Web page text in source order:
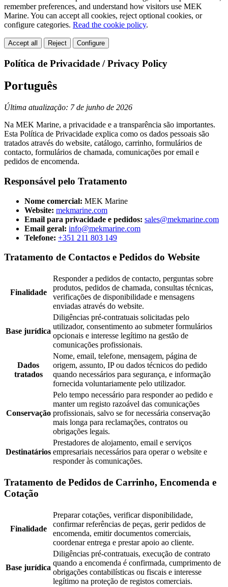
remember preferences, and understand how visitors use MEK
Marine. You can accept all cookies, reject optional cookies, or
configure categories. Read the cookie policy.
Accept all Reject Configure
Política de Privacidade / Privacy Policy
Português
Última atualização: 7 de junho de 2026
Na MEK Marine, a privacidade e a transparência são importantes.
Esta Política de Privacidade explica como os dados pessoais são
tratados através do website, catálogo, carrinho, formulários de
contacto, formulários de chamada, comunicações por email e
pedidos de encomenda.
Responsável pelo Tratamento
Nome comercial: MEK Marine
Website: mekmarine.com
Email para privacidade e pedidos: sales@mekmarine.com
Email geral: info@mekmarine.com
Telefone: +351 211 803 149
Tratamento de Contactos e Pedidos do Website
Finalidade
Responder a pedidos de contacto, perguntas sobre
produtos, pedidos de chamada, consultas técnicas,
verificações de disponibilidade e mensagens
enviadas através do website.
Base jurídica
Diligências pré-contratuais solicitadas pelo
utilizador, consentimento ao submeter formulários
opcionais e interesse legítimo na gestão de
comunicações profissionais.
Dados
tratados
Nome, email, telefone, mensagem, página de
origem, assunto, IP ou dados técnicos do pedido
quando necessários para segurança, e informação
fornecida voluntariamente pelo utilizador.
Conservação
Pelo tempo necessário para responder ao pedido e
manter um registo razoável das comunicações
profissionais, salvo se for necessária conservação
mais longa para reclamações, contratos ou
obrigações legais.
Destinatários
Prestadores de alojamento, email e serviços
empresariais necessários para operar o website e
responder às comunicações.
Tratamento de Pedidos de Carrinho, Encomenda e
Cotação
Finalidade
Preparar cotações, verificar disponibilidade,
confirmar referências de peças, gerir pedidos de
encomenda, emitir documentos comerciais,
coordenar entrega e prestar apoio ao cliente.
Base jurídica
Diligências pré-contratuais, execução de contrato
quando a encomenda é confirmada, cumprimento de
obrigações contabilísticas ou fiscais e interesse
legítimo na proteção de registos comerciais.